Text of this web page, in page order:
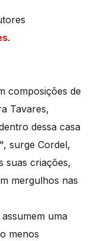
.
composições de
Tavares,
dessa casa
surge Cordel,
suas criações,
mergulhos nas
uma
menos